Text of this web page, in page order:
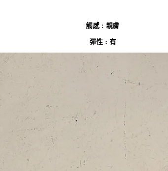
觸感 : 親膚
彈性 : 有